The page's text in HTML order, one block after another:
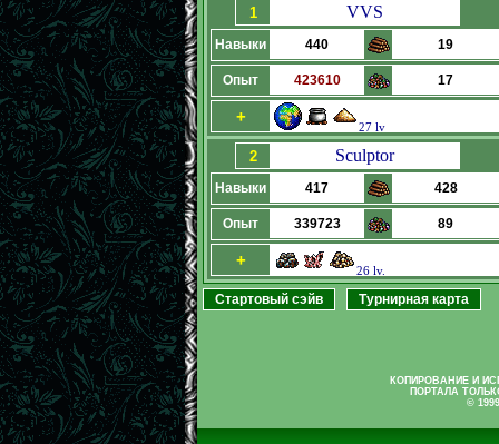
1 VVS
Навыки 440 19
Опыт 423610 17
+
27 lv
2 Sculptor
Навыки 417 428
Опыт 339723 89
+
26 lv.
Стартовый сэйв Турнирная карта
КОПИРОВАНИЕ И
ПОРТАЛА
©